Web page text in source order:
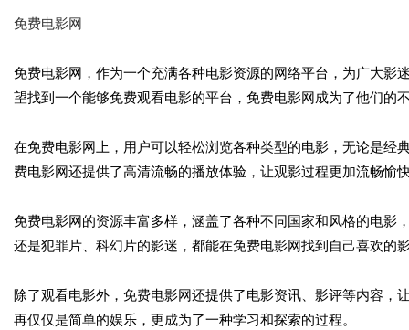
免费电影网
免费电影网，作为一个充满各种电影资源的网络平台，为广大影
望找到一个能够免费观看电影的平台，免费电影网成为了他们的
在免费电影网上，用户可以轻松浏览各种类型的电影，无论是经
费电影网还提供了高清流畅的播放体验，让观影过程更加流畅愉
免费电影网的资源丰富多样，涵盖了各种不同国家和风格的电影
还是犯罪片、科幻片的影迷，都能在免费电影网找到自己喜欢的
除了观看电影外，免费电影网还提供了电影资讯、影评等内容
再仅仅是简单的娱乐，更成为了一种学习和探索的过程。